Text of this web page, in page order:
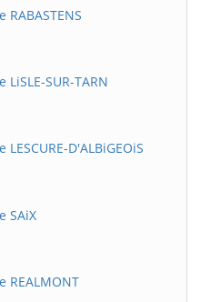
SUR-TARN
D'ALBiGEOiS
SAiX